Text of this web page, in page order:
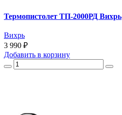
Термопистолет ТП-2000РД Вихрь
Вихрь
3 990 ₽
Добавить в корзину